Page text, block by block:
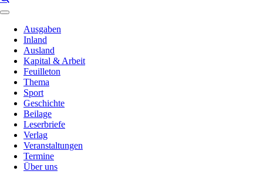
Ausgaben
Inland
Ausland
Kapital & Arbeit
Feuilleton
Thema
Sport
Geschichte
Beilage
Leserbriefe
Verlag
Veranstaltungen
Termine
Über uns